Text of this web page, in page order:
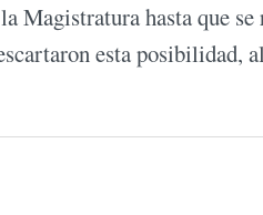
Magistratura hasta que se
esta posibilidad,